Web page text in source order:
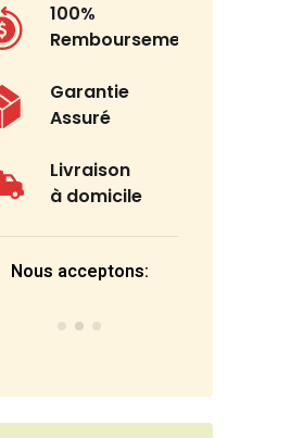
100%
Remboursement
Garantie
Assuré
Livraison
à domicile
Nous acceptons: